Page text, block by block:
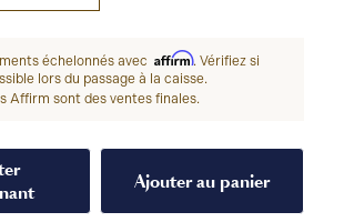
échelonnés avec Affirm. Vérifiez si
lors du passage à la caisse.
Affirm sont des ventes finales.
Ajouter au panier